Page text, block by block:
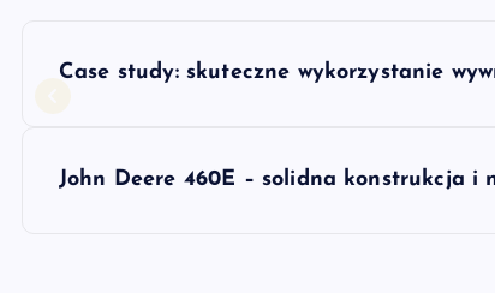
NCase study: skuteczne wykorzystanie
John Deere 460E – solidna konstrukcja i